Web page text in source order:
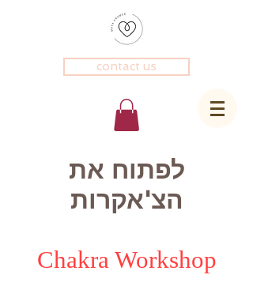
contact us
לפתוח את
הצ'אקרות
Chakra Workshop